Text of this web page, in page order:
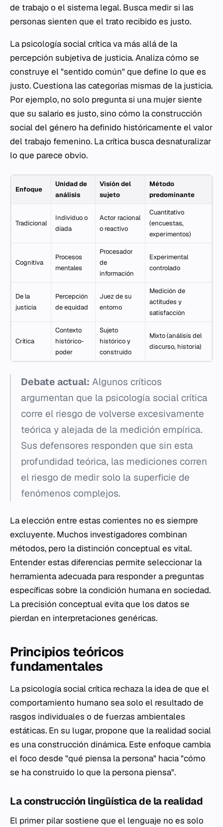
de trabajo o el sistema legal. Busca medir si las
personas sienten que el trato recibido es justo.
La psicología social crítica va más allá de la
percepción subjetiva de justicia. Analiza cómo se
construye el "sentido común" que define lo que es
justo. Cuestiona las categorías mismas de la justicia.
Por ejemplo, no solo pregunta si una mujer siente
que su salario es justo, sino cómo la construcción
social del género ha definido históricamente el valor
del trabajo femenino. La crítica busca desnaturalizar
lo que parece obvio.
Enfoque
Unidad de
análisis
Visión del
sujeto
Método
predominante
Tradicional
Individuo o
díada
Actor racional
o reactivo
Cuantitativo
(encuestas,
experimentos)
Cognitiva
Procesos
mentales
Procesador
de
información
Experimental
controlado
De la
justicia
Percepción
de equidad
Juez de su
entorno
Medición de
actitudes y
satisfacción
Crítica
Contexto
histórico-
poder
Sujeto
histórico y
construido
Mixto (análisis del
discurso, historia)
Debate actual: Algunos críticos
argumentan que la psicología social crítica
corre el riesgo de volverse excesivamente
teórica y alejada de la medición empírica.
Sus defensores responden que sin esta
profundidad teórica, las mediciones corren
el riesgo de medir solo la superficie de
fenómenos complejos.
La elección entre estas corrientes no es siempre
excluyente. Muchos investigadores combinan
métodos, pero la distinción conceptual es vital.
Entender estas diferencias permite seleccionar la
herramienta adecuada para responder a preguntas
específicas sobre la condición humana en sociedad.
La precisión conceptual evita que los datos se
pierdan en interpretaciones genéricas.
Principios teóricos
fundamentales
La psicología social crítica rechaza la idea de que el
comportamiento humano sea solo el resultado de
rasgos individuales o de fuerzas ambientales
estáticas. En su lugar, propone que la realidad social
es una construcción dinámica. Este enfoque cambia
el foco desde "qué piensa la persona" hacia "cómo
se ha construido lo que la persona piensa".
La construcción lingüística de la realidad
El primer pilar sostiene que el lenguaje no es solo